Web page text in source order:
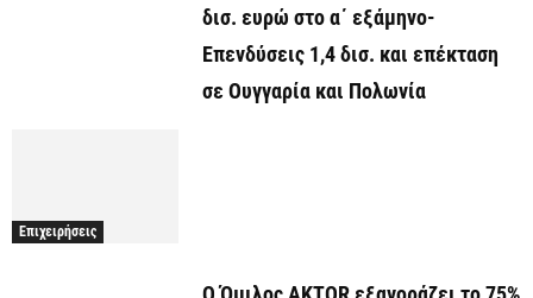
δισ. ευρώ στο α΄ εξάμηνο-
Επενδύσεις 1,4 δισ. και επέκταση
σε Ουγγαρία και Πολωνία
Επιχειρήσεις